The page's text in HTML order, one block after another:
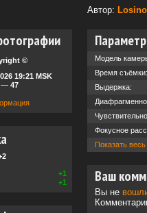
Автор:
©
19:21 MSK
— 47
+1
+1
Модель
Время съёмки:
Выдержка:
Фокусное
Показать
Ваш
Вы не